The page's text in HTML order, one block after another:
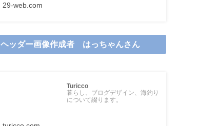
29-web.com
ヘッダー画像作成者 はっちゃんさん
Turicco
暮らし、ブログデザイン、海釣り
について綴ります。